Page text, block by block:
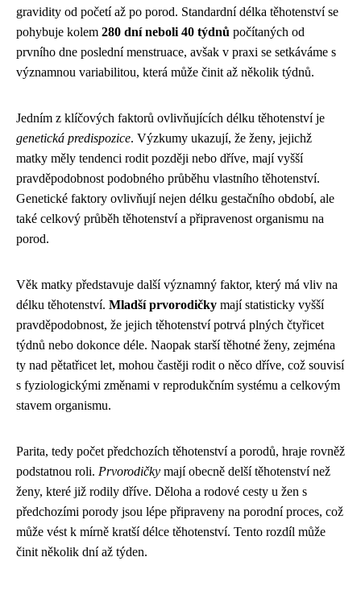
gravidity od početí až po porod. Standardní délka těhotenství se
pohybuje kolem 280 dní neboli 40 týdnů počítaných od
prvního dne poslední menstruace, avšak v praxi se setkáváme s
významnou variabilitou, která může činit až několik týdnů.
Jedním z klíčových faktorů ovlivňujících délku těhotenství je
genetická predispozice. Výzkumy ukazují, že ženy, jejichž
matky měly tendenci rodit později nebo dříve, mají vyšší
pravděpodobnost podobného průběhu vlastního těhotenství.
Genetické faktory ovlivňují nejen délku gestačního období, ale
také celkový průběh těhotenství a připravenost organismu na
porod.
Věk matky představuje další významný faktor, který má vliv na
délku těhotenství. Mladší prvorodičky mají statisticky vyšší
pravděpodobnost, že jejich těhotenství potrvá plných čtyřicet
týdnů nebo dokonce déle. Naopak starší těhotné ženy, zejména
ty nad pětatřicet let, mohou častěji rodit o něco dříve, což souvisí
s fyziologickými změnami v reprodukčním systému a celkovým
stavem organismu.
Parita, tedy počet předchozích těhotenství a porodů, hraje rovněž
podstatnou roli. Prvorodičky mají obecně delší těhotenství než
ženy, které již rodily dříve. Děloha a rodové cesty u žen s
předchozími porody jsou lépe připraveny na porodní proces, což
může vést k mírně kratší délce těhotenství. Tento rozdíl může
činit několik dní až týden.